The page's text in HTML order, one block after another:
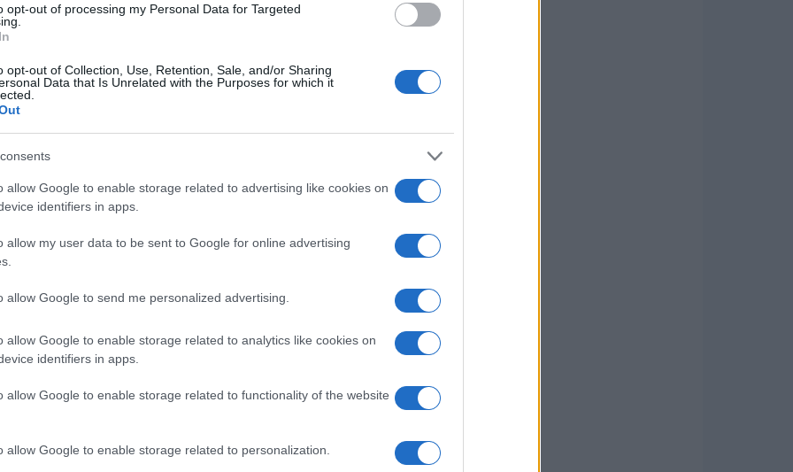
opt-out of processing my Personal Data for Targeted
opt-out of Collection, Use, Retention, Sale, and/or Sharing
Data that Is Unrelated with the Purposes for which it
allow Google to enable storage related to advertising like cookies on
identifiers in apps.
allow my user data to be sent to Google for online advertising
allow Google to send me personalized advertising.
allow Google to enable storage related to analytics like cookies on
identifiers in apps.
allow Google to enable storage related to functionality of the website
allow Google to enable storage related to personalization.
concludenti esclude la
dell’Inps è che la risoluzione del rapporto per
della
alla
in forza di comportamenti o atti che
tale perdita del lavoro è considerata diversa
e quindi non fa sorgere il diritto alla
se non è più occupato dopo la risoluzione,
basandosi su questa causa di cessazione. È
di termine del rapporto: alcune forme di
l’accesso alla NASpI, mentre la
esclusa dall’Inps come causa legittimante.